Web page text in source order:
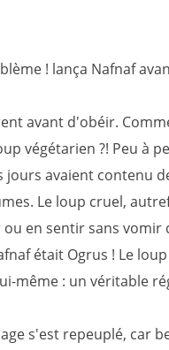
! lança Nafnaf
avant d'obéir.
végétarien ?! Peu à
jours avaient contenu
Le loup cruel,
en sentir sans vomir
était Ogrus ! Le
même : un véritable
s'est repeuplé, car